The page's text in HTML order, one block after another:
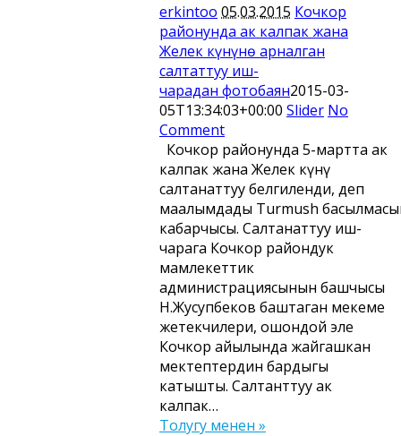
erkintoo 05.03.2015 Кочкор
районунда ак калпак жана
Желек күнүнө арналган
салтаттуу иш-
чарадан фотобаян2015-03-
05T13:34:03+00:00 Slider No
Comment
Кочкор районунда 5-мартта ак
калпак жана Желек күнү
салтанаттуу белгиленди, деп
маалымдады Turmush
кабарчысы. Салтанаттуу иш-
чарага Кочкор райондук
мамлекеттик
администрациясынын башчысы
Н.Жусупбеков баштаган мекеме
жетекчилери, ошондой эле
Кочкор айылында жайгашкан
мектептердин бардыгы
катышты. Салтанттуу ак
калпак…
Толугу менен »